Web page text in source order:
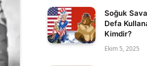
Soğuk
Defa
Kimdir?
Ekim 5, 2025